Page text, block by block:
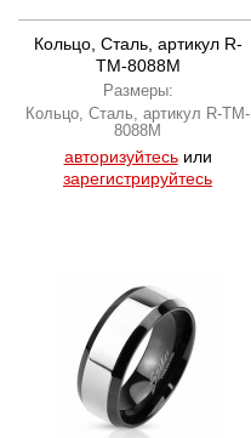
Кольцо, Сталь, артикул R-
TM-8088M
Размеры:
Кольцо, Сталь, артикул R-TM-
8088M
авторизуйтесьили
зарегистрируйтесь